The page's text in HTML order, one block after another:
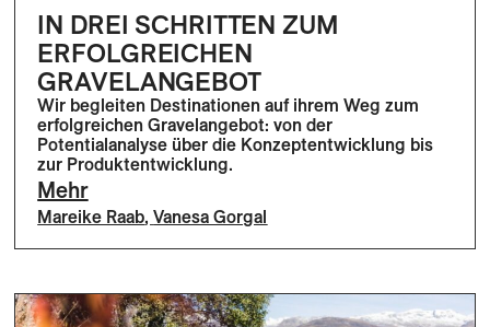
IN DREI SCHRITTEN ZUM
ERFOLGREICHEN
GRAVELANGEBOT
Wir begleiten Destinationen auf ihrem Weg zum
erfolgreichen Gravelangebot: von der
Potentialanalyse über die Konzeptentwicklung bis
zur Produktentwicklung.
Mehr
Mareike Raab,Vanesa Gorgal